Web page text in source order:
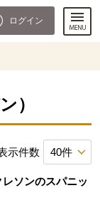
ログイン
）
示件数
ソンのスパニッ